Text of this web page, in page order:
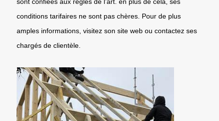
conditions tarifaires ne sont pas chères. Pour de plus
amples informations, visitez son site web ou contactez ses
chargés de clientèle.